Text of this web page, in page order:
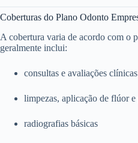
Coberturas do Plano Odonto
A cobertura varia de acordo com o
geralmente inclui:
consultas e avaliações clínicas
limpezas, aplicação de flúor
radiografias básicas